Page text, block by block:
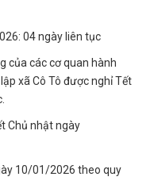
04 ngày liên tục
của các cơ quan hành
xã Cô Tô được nghỉ Tết
Chủ nhật ngày
10/01/2026 theo quy